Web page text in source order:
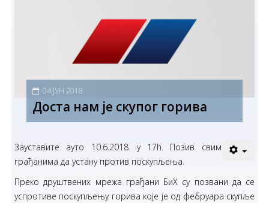
04 ЈУН 2018
Доста нам је скупог горива
Зауставите ауто 10.6.2018. у 17h. Позив свим
грађанима да устану против поскупљења.
Преко друштвених мрежа грађани БиХ су позвани да се
успротиве поскупљењу горива које је од фебруара скупље